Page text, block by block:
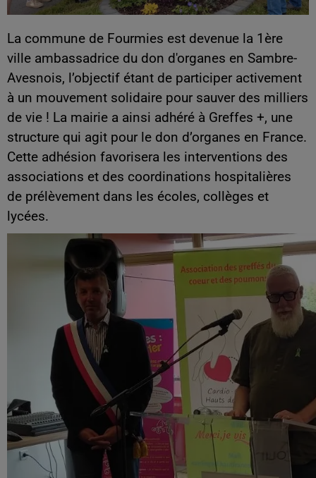
La commune de Fourmies est devenue la 1ère
ville ambassadrice du don d'organes en Sambre-
Avesnois, l’objectif étant de participer activement
à un mouvement solidaire pour sauver des milliers
de vie ! La mairie a ainsi adhéré à Greffes +, une
structure qui agit pour le don d’organes en France.
Cette adhésion favorisera les interventions des
associations et des coordinations hospitalières
de prélèvement dans les écoles, collèges et
lycées.